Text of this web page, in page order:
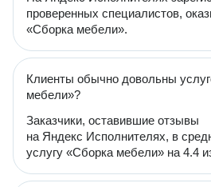
проверенных специалистов,
«Сборка мебели».
Клиенты обычно довольны
мебели»?
Заказчики, оставившие отзывы
на Яндекс Исполнителях, в
услугу «Сборка мебели» на 4.4